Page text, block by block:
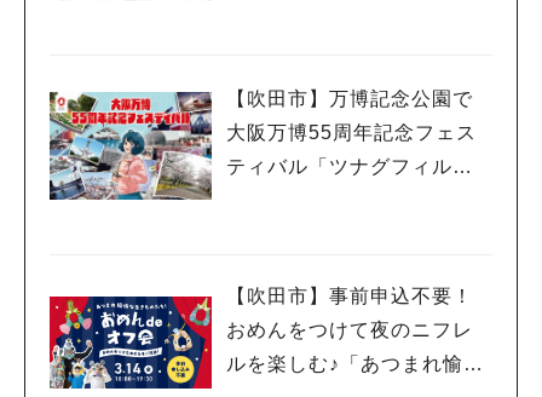
【吹田市】万博記念公園で
大阪万博55周年記念フェス
ティバル「ツナグフィルム1
【吹田市】事前申込不要！
おめんをつけて夜のニフレ
ルを楽しむ♪「あつまれ愉快